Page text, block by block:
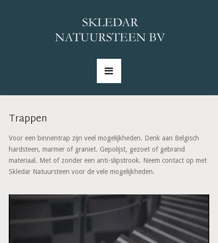
Trappen
Voor een binnentrap zijn veel mogelijkheden. Denk aan Belgisch
hardsteen, marmer of graniet. Gepolijst, gezoet of gebrand
materiaal. Met of zonder een anti-slipstrook. Neem contact op met
Skledar Natuursteen voor de vele mogelijkheden.